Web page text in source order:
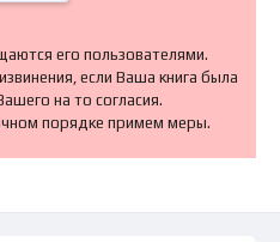
его пользователями.
если Ваша книга была
на то согласия.
порядке примем меры.